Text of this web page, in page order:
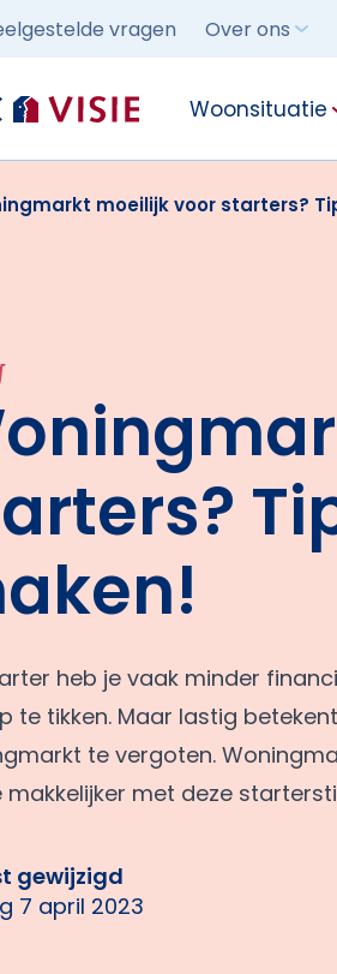
vragen Over ons
Woonsituatie
moeilijk voor starters?
heb je vaak minder
te tikken. Maar lastig
te vergoten.
makkelijker met deze
gewijzigd
7 april 2023